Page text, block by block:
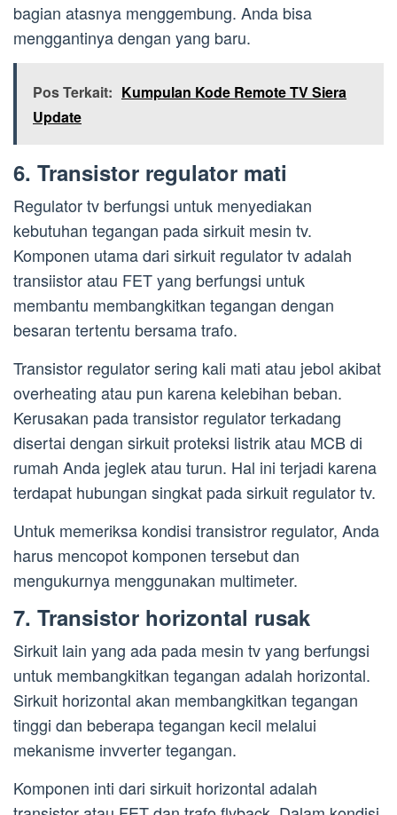
bagian atasnya menggembung. Anda bisa
menggantinya dengan yang baru.
Pos Terkait: Kumpulan Kode Remote TV Siera
Update
6. Transistor regulator mati
Regulator tv berfungsi untuk menyediakan
kebutuhan tegangan pada sirkuit mesin tv.
Komponen utama dari sirkuit regulator tv adalah
transiistor atau FET yang berfungsi untuk
membantu membangkitkan tegangan dengan
besaran tertentu bersama trafo.
Transistor regulator sering kali mati atau jebol akibat
overheating atau pun karena kelebihan beban.
Kerusakan pada transistor regulator terkadang
disertai dengan sirkuit proteksi listrik atau MCB di
rumah Anda jeglek atau turun. Hal ini terjadi karena
terdapat hubungan singkat pada sirkuit regulator tv.
Untuk memeriksa kondisi transistror regulator, Anda
harus mencopot komponen tersebut dan
mengukurnya menggunakan multimeter.
7. Transistor horizontal rusak
Sirkuit lain yang ada pada mesin tv yang berfungsi
untuk membangkitkan tegangan adalah horizontal.
Sirkuit horizontal akan membangkitkan tegangan
tinggi dan beberapa tegangan kecil melalui
mekanisme invverter tegangan.
Komponen inti dari sirkuit horizontal adalah